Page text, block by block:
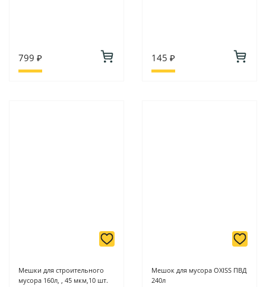
799 ₽ 145 ₽
Мешки для строительного
мусора 160л, , 45 мкм,10 шт.
Мешок для мусора OXISS ПВД
240л